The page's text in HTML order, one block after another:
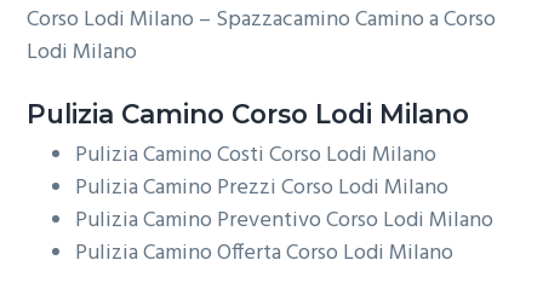
Corso Lodi Milano – Spazzacamino Camino a Corso
Lodi Milano
Pulizia Camino Corso Lodi Milano
Pulizia Camino Costi Corso Lodi Milano
Pulizia Camino Prezzi Corso Lodi Milano
Pulizia Camino Preventivo Corso Lodi Milano
Pulizia Camino Offerta Corso Lodi Milano